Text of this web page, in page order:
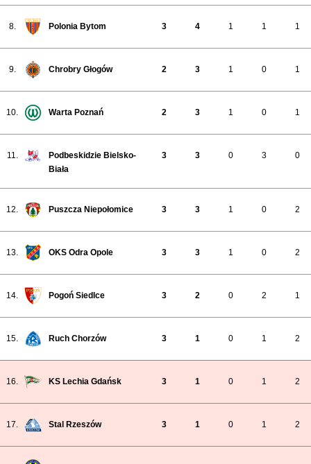
8. Polonia Bytom 3 4 1 1 1
9. Chrobry Głogów 2 3 1 0 1
10. Warta Poznań 2 3 1 0 1
11.
Podbeskidzie Bielsko-
Biała
3 3 0 3 0
12. Puszcza Niepołomice 3 3 1 0 2
13. OKS Odra Opole 3 3 1 0 2
14. Pogoń Siedlce 3 2 0 2 1
15. Ruch Chorzów 3 1 0 1 2
16. KS Lechia Gdańsk 3 1 0 1 2
17. Stal Rzeszów 3 1 0 1 2